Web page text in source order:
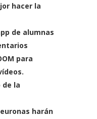
hacer la
de alumnas
para
de la
harán